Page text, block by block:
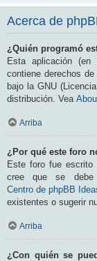
Acerca de
¿Quién programó
Esta aplicación
contiene derechos
bajo la GNU
distribución. Vea
Arriba
¿Por qué este foro
Este foro fue
cree que se debe
Centro de phpBB
existentes o sugerir
Arriba
¿Con quién se